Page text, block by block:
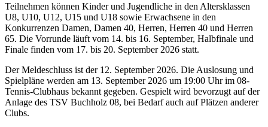
Teilnehmen können Kinder und Jugendliche in den Altersklassen
U8, U10, U12, U15 und U18 sowie Erwachsene in den
Konkurrenzen Damen, Damen 40, Herren, Herren 40 und Herren
65. Die Vorrunde läuft vom 14. bis 16. September, Halbfinale und
Finale finden vom 17. bis 20. September 2026 statt.
Der Meldeschluss ist der 12. September 2026. Die Auslosung und
Spielpläne werden am 13. September 2026 um 19:00 Uhr im 08-
Tennis-Clubhaus bekannt gegeben. Gespielt wird bevorzugt auf der
Anlage des TSV Buchholz 08, bei Bedarf auch auf Plätzen anderer
Clubs.